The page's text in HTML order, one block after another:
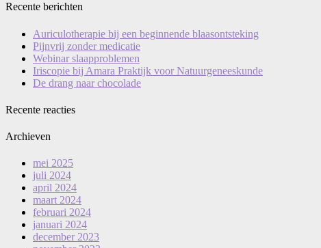
Recente berichten
Auriculotherapie bij een beginnende blaasontsteking
Pijnvrij zonder medicatie
Webinar slaapproblemen
Iriscopie bij Amara Praktijk voor Natuurgeneeskunde
De drang naar chocolade
Recente reacties
Archieven
mei 2025
juli 2024
april 2024
maart 2024
februari 2024
januari 2024
december 2023